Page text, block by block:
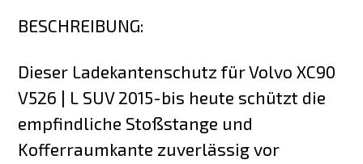
BESCHREIBUNG:
Dieser Ladekantenschutz für Volvo XC90
V526 | L SUV 2015-bis heute schützt die
empfindliche Stoßstange und
Kofferraumkante zuverlässig vor